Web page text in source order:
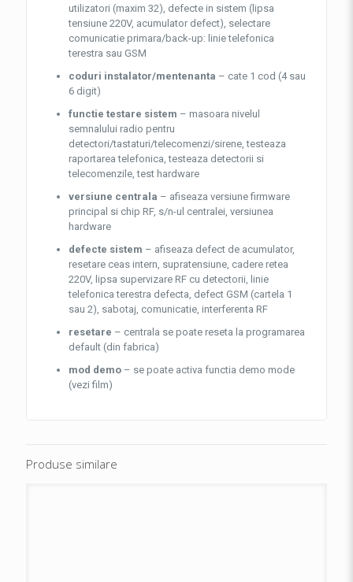
utilizatori (maxim 32), defecte in sistem (lipsa
tensiune 220V, acumulator defect), selectare
comunicatie primara/back-up: linie telefonica
terestra sau GSM
coduri instalator/mentenanta – cate 1 cod (4 sau
6 digit)
functie testare sistem – masoara nivelul
semnalului radio pentru
detectori/tastaturi/telecomenzi/sirene, testeaza
raportarea telefonica, testeaza detectorii si
telecomenzile, test hardware
versiune centrala – afiseaza versiune firmware
principal si chip RF, s/n-ul centralei, versiunea
hardware
defecte sistem – afiseaza defect de acumulator,
resetare ceas intern, supratensiune, cadere retea
220V, lipsa supervizare RF cu detectorii, linie
telefonica terestra defecta, defect GSM (cartela 1
sau 2), sabotaj, comunicatie, interferenta RF
resetare – centrala se poate reseta la programarea
default (din fabrica)
mod demo – se poate activa functia demo mode
(vezi film)
Produse similare